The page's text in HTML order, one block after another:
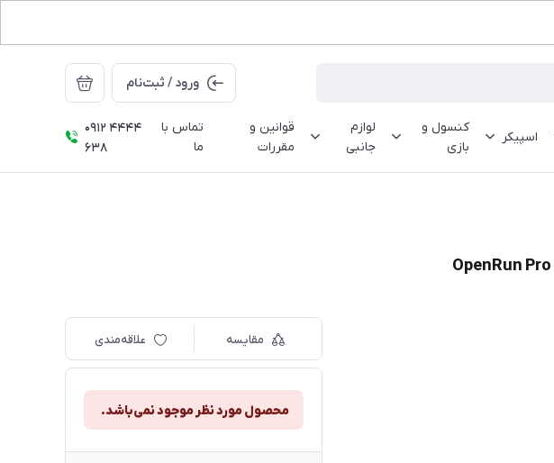
ورود / ثبت‌نام
اسپیکر
کنسول و
بازی
لوازم
جانبی
قوانین و
مقررات
تماس با
ما
0912 4444
638
مقایسه علاقه‌مندی
محصول مورد نظر موجود نمی‌باشد.